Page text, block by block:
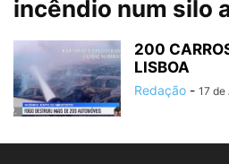
incêndio num silo
200
LISBOA
Redação - 17 de